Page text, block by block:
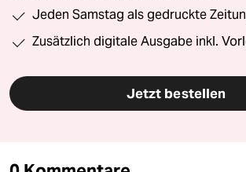
Jeden Samstag als gedruckte
Zusätzlich digitale Ausgabe inkl.
Jetzt bestellen